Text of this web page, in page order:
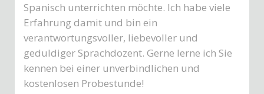
Spanisch unterrichten möchte. Ich habe viele
Erfahrung damit und bin ein
verantwortungsvoller, liebevoller und
geduldiger Sprachdozent. Gerne lerne ich Sie
kennen bei einer unverbindlichen und
kostenlosen Probestunde!